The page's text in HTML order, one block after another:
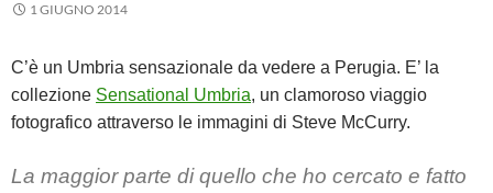
1 GIUGNO 2014
C’è un Umbria sensazionale da vedere a Perugia. E’ la
collezione Sensational Umbria, un clamoroso viaggio
fotografico attraverso le immagini di Steve McCurry.
La maggior parte di quello che ho cercato e fatto